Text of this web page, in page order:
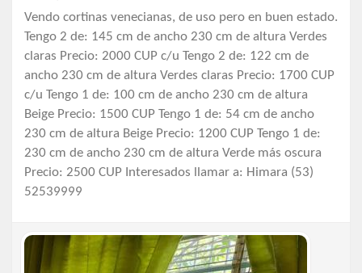
Vendo cortinas venecianas, de uso pero en buen estado.
Tengo 2 de: 145 cm de ancho 230 cm de altura Verdes
claras Precio: 2000 CUP c/u Tengo 2 de: 122 cm de
ancho 230 cm de altura Verdes claras Precio: 1700 CUP
c/u Tengo 1 de: 100 cm de ancho 230 cm de altura
Beige Precio: 1500 CUP Tengo 1 de: 54 cm de ancho
230 cm de altura Beige Precio: 1200 CUP Tengo 1 de:
230 cm de ancho 230 cm de altura Verde más oscura
Precio: 2500 CUP Interesados llamar a: Himara (53)
52539999